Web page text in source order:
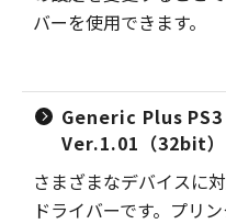
バーを使用できます。
Generic Plus
Ver.1.01（32bit）
さまざまなデバイスに
ドライバーです。プリ